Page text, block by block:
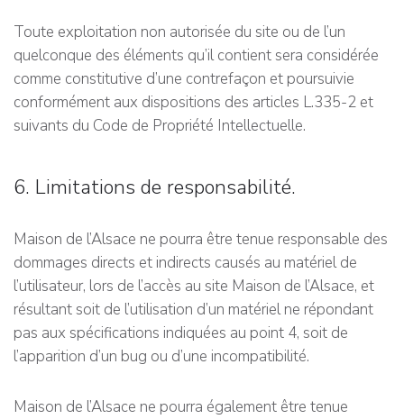
Toute exploitation non autorisée du site ou de l’un
quelconque des éléments qu’il contient sera considérée
comme constitutive d’une contrefaçon et poursuivie
conformément aux dispositions des articles L.335-2 et
suivants du Code de Propriété Intellectuelle.
6. Limitations de responsabilité.
Maison de l’Alsace ne pourra être tenue responsable des
dommages directs et indirects causés au matériel de
l’utilisateur, lors de l’accès au site Maison de l’Alsace, et
résultant soit de l’utilisation d’un matériel ne répondant
pas aux spécifications indiquées au point 4, soit de
l’apparition d’un bug ou d’une incompatibilité.
Maison de l’Alsace ne pourra également être tenue